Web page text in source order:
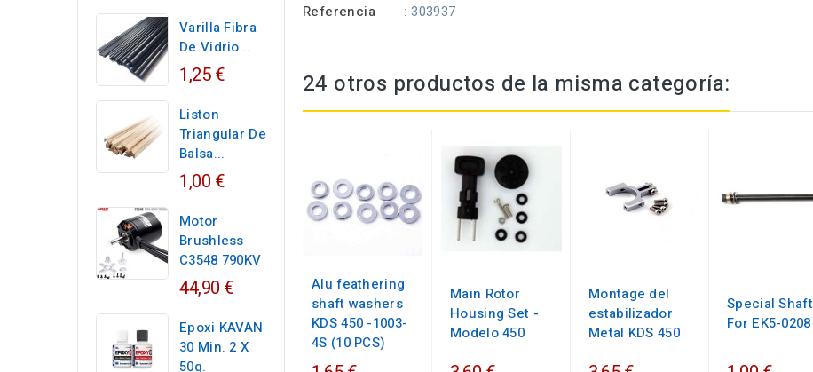
Varilla Fibra
De Vidrio...
1,25 €
Liston
Triangular De
Balsa...
1,00 €
Motor
Brushless
C3548 790KV
44,90 €
Epoxi KAVAN
30 Min. 2 X
50g.
Referencia : 303937
24 otros productos de la misma categoría:
Alu feathering
shaft washers
KDS 450 -1003-
4S (10 PCS)
Main Rotor
Housing Set -
Modelo 450
Montage del
estabilizador
Metal KDS 450
Special Shaft
For EK5-0208